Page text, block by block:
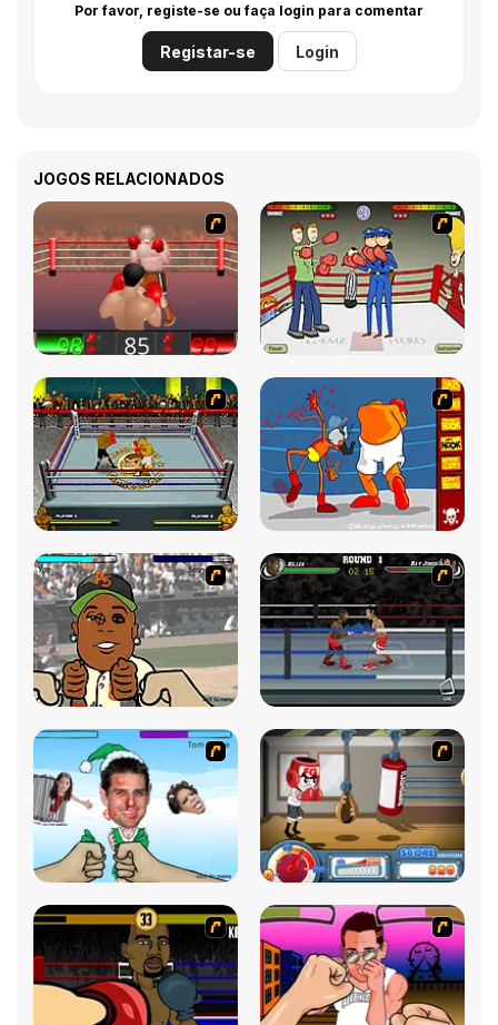
Por favor, registe-se ou faça login para comentar
Registar-se Login
JOGOS RELACIONADOS